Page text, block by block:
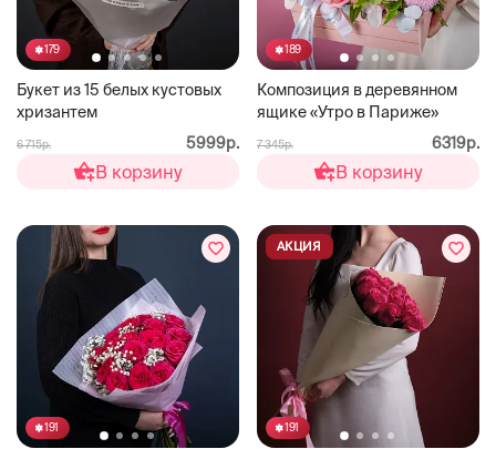
179
Букет из 15 белых кустовых
хризантем
6 715р. 5999р.
В корзину
189
Композиция в деревянном
ящике «Утро в Париже»
7 345р. 6319р.
В корзину
191 191
АКЦИЯ